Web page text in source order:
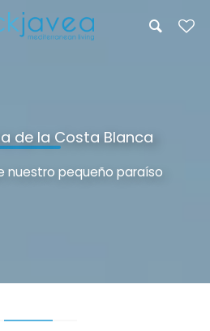
de la Costa Blanca
nuestro pequeño paraíso